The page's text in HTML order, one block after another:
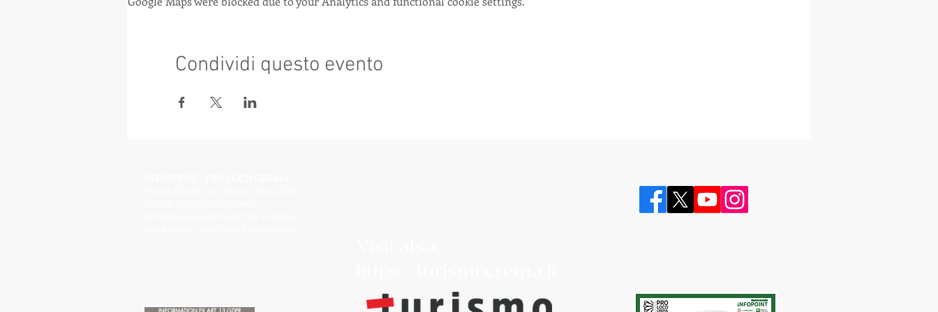
Condividi questo evento
INFORMATION EX ART. 13 GDPR